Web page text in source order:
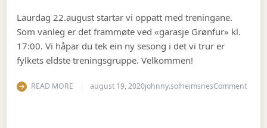
Laurdag 22.august startar vi oppatt med treningane.
Som vanleg er det frammøte ved «garasje Grønfur» kl.
17:00. Vi håpar du tek ein ny sesong i det vi trur er
fylkets eldste treningsgruppe. Velkommen!
READ MORE august 19, 2020johnny.solheimsnesCommenton